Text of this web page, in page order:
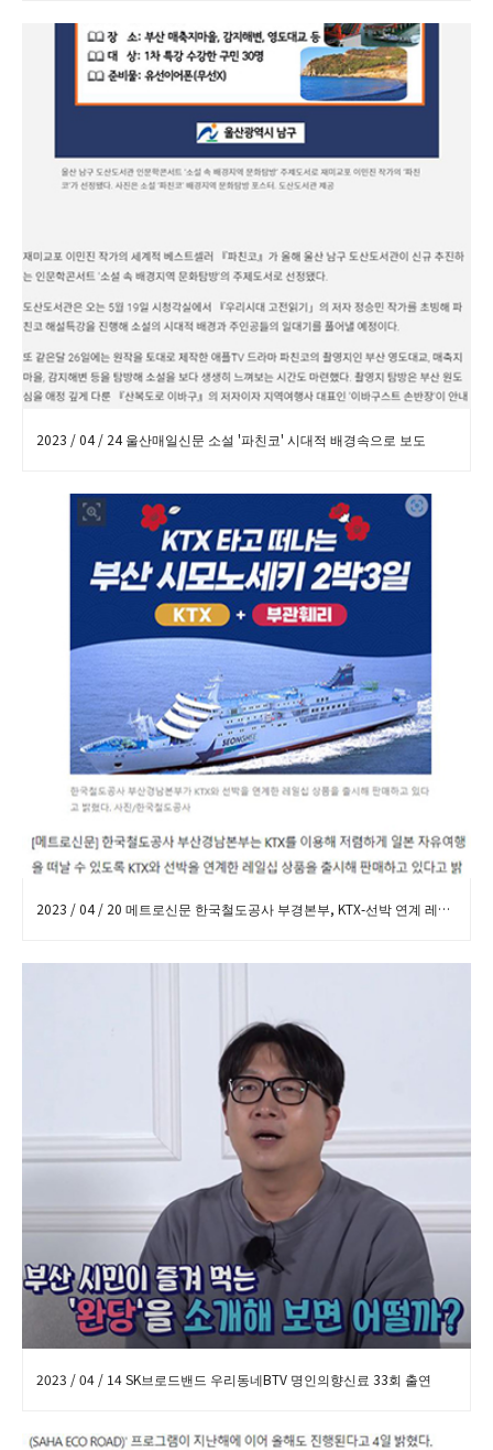
2023 / 04 / 24 울산매일신문 소설 '파친코' 시대적 배경속으로 보도
2023 / 04 / 20 메트로신문 한국철도공사 부경본부, KTX-선박 연계 레일십 상품 출시 보도
2023 / 04 / 14 SK브로드밴드 우리동네BTV 명인의향신료 33회 출연